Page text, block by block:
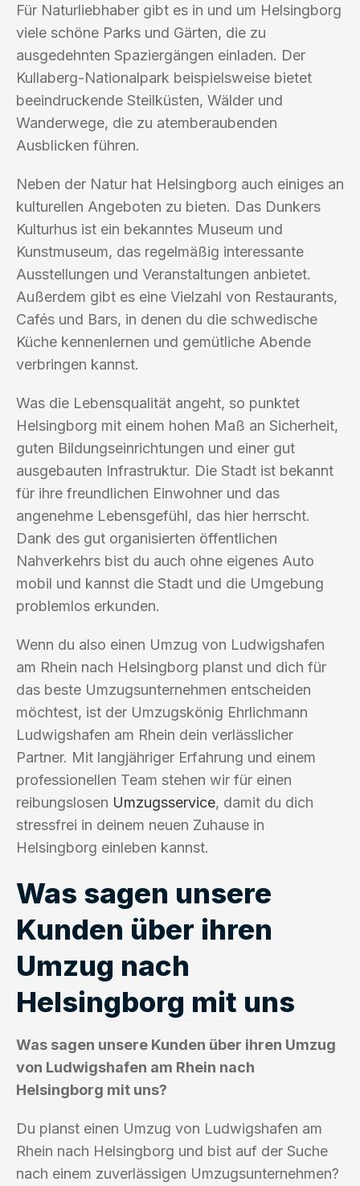
Für Naturliebhaber gibt es in und um Helsingborg
viele schöne Parks und Gärten, die zu
ausgedehnten Spaziergängen einladen. Der
Kullaberg-Nationalpark beispielsweise bietet
beeindruckende Steilküsten, Wälder und
Wanderwege, die zu atemberaubenden
Ausblicken führen.
Neben der Natur hat Helsingborg auch einiges an
kulturellen Angeboten zu bieten. Das Dunkers
Kulturhus ist ein bekanntes Museum und
Kunstmuseum, das regelmäßig interessante
Ausstellungen und Veranstaltungen anbietet.
Außerdem gibt es eine Vielzahl von Restaurants,
Cafés und Bars, in denen du die schwedische
Küche kennenlernen und gemütliche Abende
verbringen kannst.
Was die Lebensqualität angeht, so punktet
Helsingborg mit einem hohen Maß an Sicherheit,
guten Bildungseinrichtungen und einer gut
ausgebauten Infrastruktur. Die Stadt ist bekannt
für ihre freundlichen Einwohner und das
angenehme Lebensgefühl, das hier herrscht.
Dank des gut organisierten öffentlichen
Nahverkehrs bist du auch ohne eigenes Auto
mobil und kannst die Stadt und die Umgebung
problemlos erkunden.
Wenn du also einen Umzug von Ludwigshafen
am Rhein nach Helsingborg planst und dich für
das beste Umzugsunternehmen entscheiden
möchtest, ist der Umzugskönig Ehrlichmann
Ludwigshafen am Rhein dein verlässlicher
Partner. Mit langjähriger Erfahrung und einem
professionellen Team stehen wir für einen
reibungslosen Umzugsservice, damit du dich
stressfrei in deinem neuen Zuhause in
Helsingborg einleben kannst.
Was sagen unsere
Kunden über ihren
Umzug nach
Helsingborg mit uns
Was sagen unsere Kunden über ihren Umzug
von Ludwigshafen am Rhein nach
Helsingborg mit uns?
Du planst einen Umzug von Ludwigshafen am
Rhein nach Helsingborg und bist auf der Suche
nach einem zuverlässigen Umzugsunternehmen?